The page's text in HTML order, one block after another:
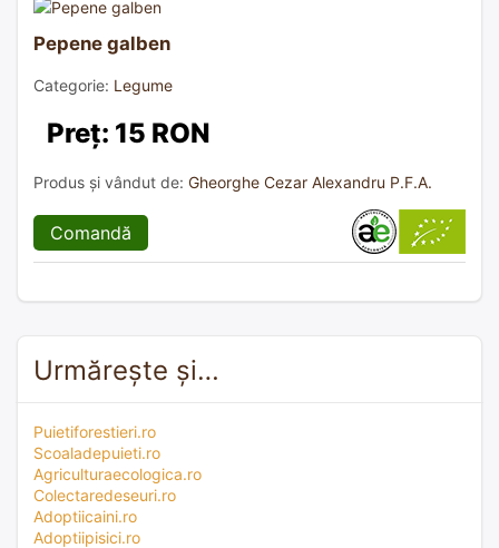
Pepene galben
Categorie: Legume
Preț: 15 RON
Produs și vândut de: Gheorghe Cezar Alexandru P.F.A.
Comandă
Urmărește și…
Puietiforestieri.ro
Scoaladepuieti.ro
Agriculturaecologica.ro
Colectaredeseuri.ro
Adoptiicaini.ro
Adoptiipisici.ro